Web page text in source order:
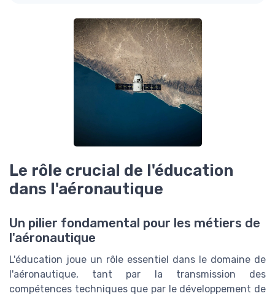
Le rôle crucial de l'éducation
dans l'aéronautique
Un pilier fondamental pour les métiers de
l'aéronautique
L'éducation joue un rôle essentiel dans le domaine de
l'aéronautique, tant par la transmission des
compétences techniques que par le développement de